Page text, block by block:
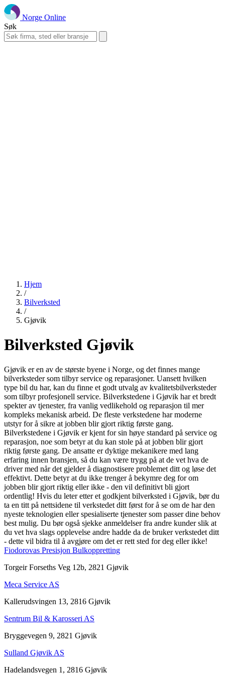
Norge Online
Søk
Hjem
/
Bilverksted
/
Gjøvik
Bilverksted Gjøvik
Gjøvik er en av de største byene i Norge, og det finnes mange
bilverksteder som tilbyr service og reparasjoner. Uansett hvilken
type bil du har, kan du finne et godt utvalg av kvalitetsbilverksteder
som tilbyr profesjonell service. Bilverkstedene i Gjøvik har et bredt
spekter av tjenester, fra vanlig vedlikehold og reparasjon til mer
kompleks mekanisk arbeid. De fleste verkstedene har moderne
utstyr for å sikre at jobben blir gjort riktig første gang.
Bilverkstedene i Gjøvik er kjent for sin høye standard på service og
reparasjon, noe som betyr at du kan stole på at jobben blir gjort
riktig første gang. De ansatte er dyktige mekanikere med lang
erfaring innen bransjen, så du kan være trygg på at de vet hva de
driver med når det gjelder å diagnostisere problemet ditt og løse det
effektivt. Dette betyr at du ikke trenger å bekymre deg for om
jobben blir gjort riktig eller ikke - den vil definitivt bli gjort
ordentlig! Hvis du leter etter et godkjent bilverksted i Gjøvik, bør du
ta en titt på nettsidene til verkstedet ditt først for å se om de har den
nyeste teknologien eller spesialiserte tjenester som passer dine behov
best mulig. Du bør også sjekke anmeldelser fra andre kunder slik at
du vet hva slags opplevelse andre hadde da de bruker verkstedet ditt
- dette vil bidra til å avgjøre om det er rett sted for deg eller ikke!
Fiodorovas Presisjon Bulkoppretting
Torgeir Forseths Veg 12b, 2821 Gjøvik
Meca Service AS
Kallerudsvingen 13, 2816 Gjøvik
Sentrum Bil & Karosseri AS
Bryggevegen 9, 2821 Gjøvik
Sulland Gjøvik AS
Hadelandsvegen 1, 2816 Gjøvik